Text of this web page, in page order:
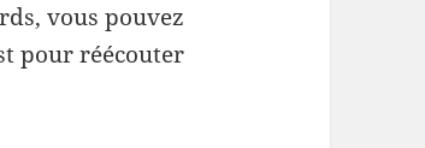
vous pouvez
pour réécouter